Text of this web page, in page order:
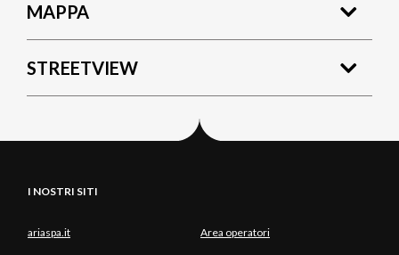
MAPPA
STREETVIEW
I NOSTRI SITI
ariaspa.it Area operatori